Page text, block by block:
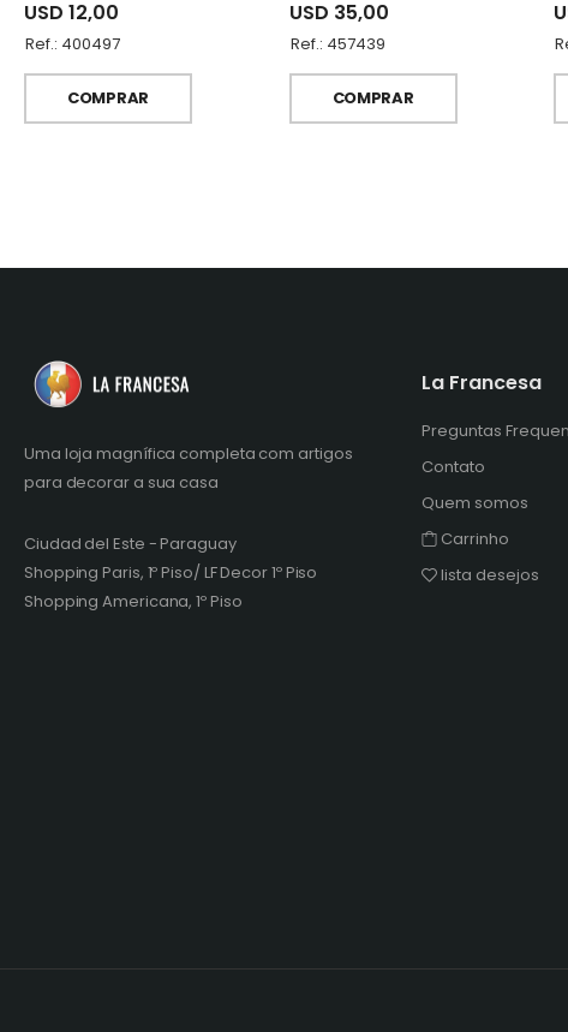
USD 12,00
Ref.: 400497
COMPRAR
USD 35,00
Ref.: 457439
COMPRAR
Uma loja magnífica completa com artigos
para decorar a sua casa
Ciudad del Este - Paraguay
Shopping Paris, 1º Piso/ LF Decor 1º Piso
Shopping Americana, 1º Piso
La Francesa
Preguntas
Contato
Quem somos
Carrinho
lista desejos